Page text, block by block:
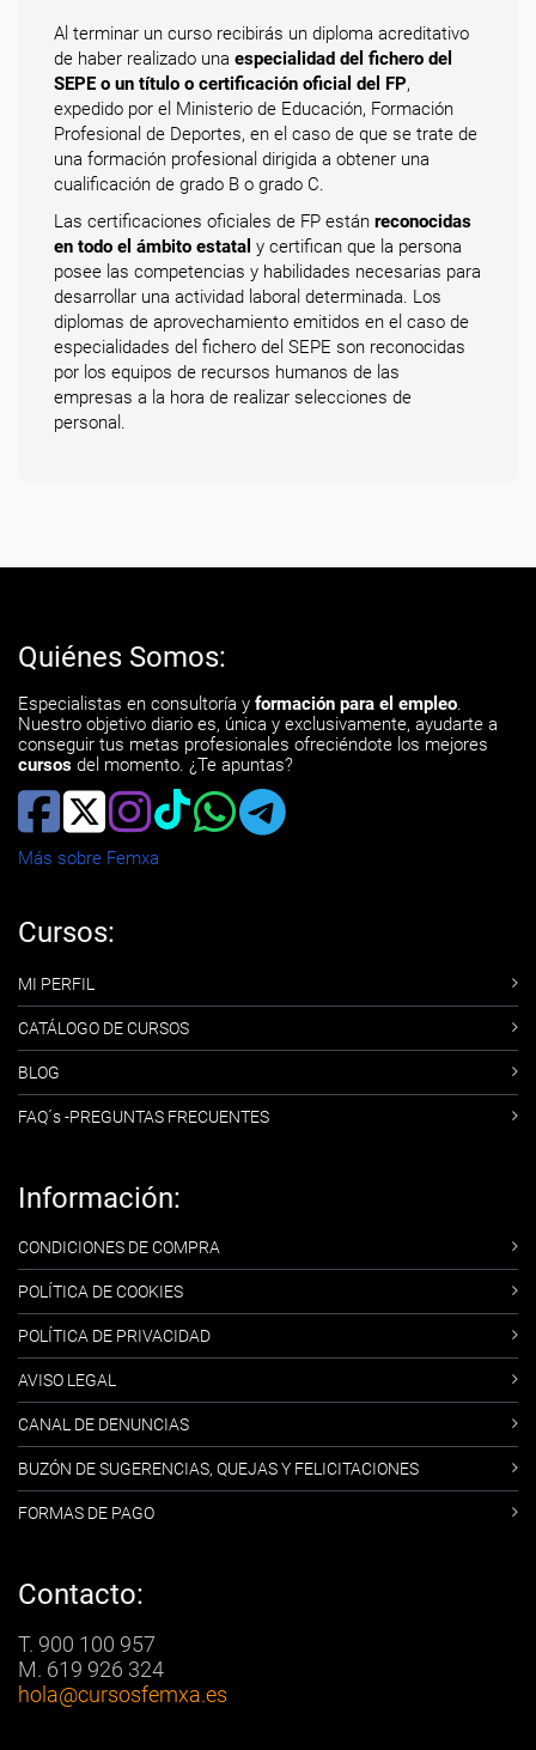
Al terminar un curso recibirás un diploma acreditativo
de haber realizado una especialidad del fichero del
SEPE o un título o certificación oficial del FP,
expedido por el Ministerio de Educación, Formación
Profesional de Deportes, en el caso de que se trate de
una formación profesional dirigida a obtener una
cualificación de grado B o grado C.
Las certificaciones oficiales de FP están reconocidas
en todo el ámbito estatal y certifican que la persona
posee las competencias y habilidades necesarias para
desarrollar una actividad laboral determinada. Los
diplomas de aprovechamiento emitidos en el caso de
especialidades del fichero del SEPE son reconocidas
por los equipos de recursos humanos de las
empresas a la hora de realizar selecciones de
personal.
Quiénes Somos:
Especialistas en consultoría y formación para el empleo.
Nuestro objetivo diario es, única y exclusivamente, ayudarte a
conseguir tus metas profesionales ofreciéndote los mejores
cursos del momento. ¿Te apuntas?
Más sobre Femxa
Cursos:
MI PERFIL
CATÁLOGO DE CURSOS
BLOG
FAQ´s -PREGUNTAS FRECUENTES
Información:
CONDICIONES DE COMPRA
POLÍTICA DE COOKIES
POLÍTICA DE PRIVACIDAD
AVISO LEGAL
CANAL DE DENUNCIAS
BUZÓN DE SUGERENCIAS, QUEJAS Y FELICITACIONES
FORMAS DE PAGO
Contacto:
T. 900 100 957
M. 619 926 324
hola@cursosfemxa.es